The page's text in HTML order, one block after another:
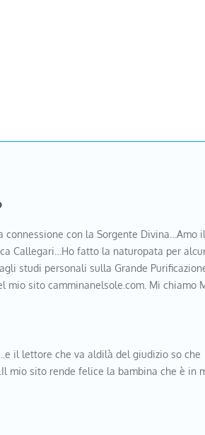
connessione con la Sorgente Divina…Amo il
Callegari…Ho fatto la naturopata per
studi personali sulla Grande
mio sito camminanelsole.com. Mi chiamo
il lettore che va aldilà del giudizio so che
mio sito rende felice la bambina che è in